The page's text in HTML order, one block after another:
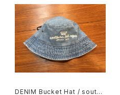
DENIM Bucket Hat / southe